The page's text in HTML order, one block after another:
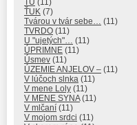
TU (11)
ŤUK (7)
Tvárou v tvár sebe… (11)
TVRDO (11)
U "ujetých"… (11)
ÚPRIMNE (11)
Úsmev (11)
ÚZEMIE ANJELOV – (11)
V lúčoch slnka (11)
V mene Loly (11)
V MENE SYNA(11)
V mlčaní (11)
V mojom srdci (11)